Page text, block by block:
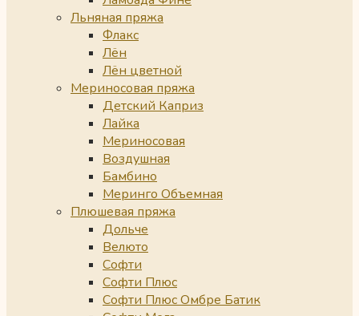
Льняная пряжа
Флакс
Лён
Лён цветной
Мериносовая пряжа
Детский Каприз
Лайка
Мериносовая
Воздушная
Бамбино
Меринго Объемная
Плюшевая пряжа
Дольче
Велюто
Софти
Софти Плюс
Софти Плюс Омбре Батик